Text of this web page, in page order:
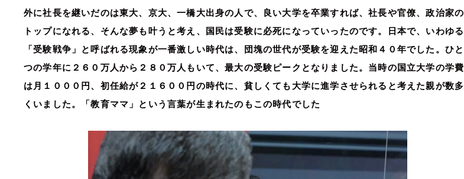
外に社長を継いだのは東大、京大、一橋大出身の人で、良い大学を卒業すれば、社長や官僚、政治家の
トップになれる、そんな夢も叶うと考え、国民は受験に必死になっていったのです。日本で、いわゆる
「受験戦争」と呼ばれる現象が一番激しい時代は、団塊の世代が受験を迎えた昭和４０年でした。ひと
つの学年に２６０万人から２８０万人もいて、最大の受験ピークとなりました。当時の国立大学の学費
は月１０００円、初任給が２１６００円の時代に、貧しくても大学に進学させられると考えた親が数多
くいました。「教育ママ」という言葉が生まれたのもこの時代でした